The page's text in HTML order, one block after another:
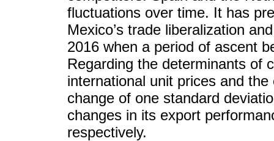
fluctuations over time. It has
Mexico’s trade liberalization
2016 when a period of ascent
Regarding the determinants of
international unit prices and
change of one standard
changes in its export
respectively.